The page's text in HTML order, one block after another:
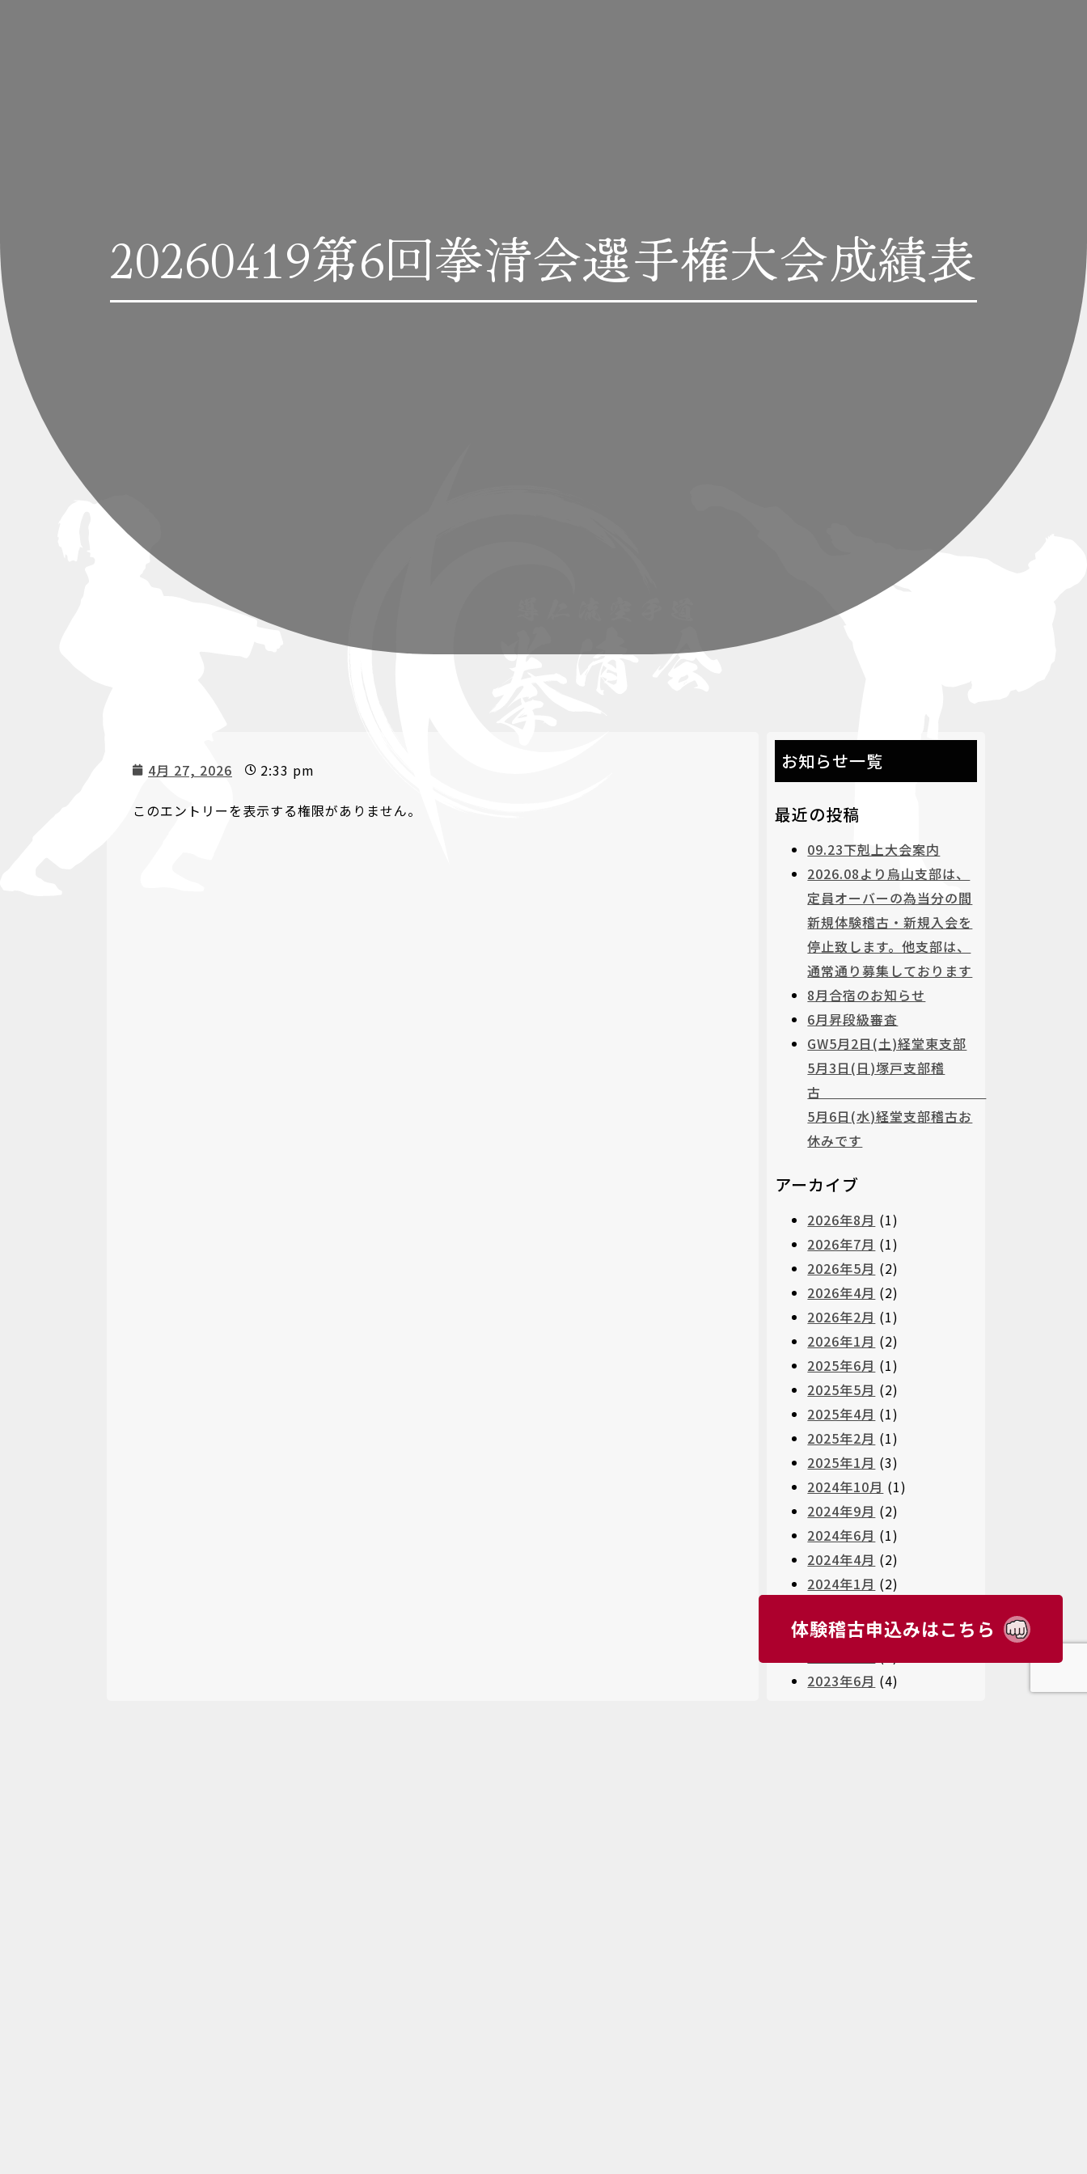
20260419第6回拳清会選手権大会成績表
4月 27, 2026 2:33 pm
このエントリーを表示する権限がありません。
お知らせ一覧
最近の投稿
09.23下剋上大会案内
2026.08より烏山支部は、
定員オーバーの為当分の間
新規体験稽古・新規入会を
停止致します。他支部は、
通常通り募集しております
8月合宿のお知らせ
6月昇段級審査
GW5月2日(土)経堂東支部
5月3日(日)塚戸支部稽
古
5月6日(水)経堂支部稽古お
休みです
アーカイブ
2026年8月 (1)
2026年7月 (1)
2026年5月 (2)
2026年4月 (2)
2026年2月 (1)
2026年1月 (2)
2025年6月 (1)
2025年5月 (2)
2025年4月 (1)
2025年2月 (1)
2025年1月 (3)
2024年10月 (1)
2024年9月 (2)
2024年6月 (1)
2024年4月 (2)
2024年1月 (2)
2023年10月(3)
2023年6月 (4)
体験稽古申込みはこちら